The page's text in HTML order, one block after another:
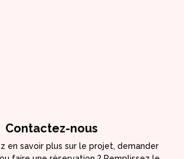
Contactez-nous
en savoir plus sur le projet, demander